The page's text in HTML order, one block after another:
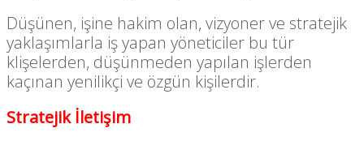
Düşünen, işine hakim olan, vizyoner ve stratejik
yaklaşımlarla iş yapan yöneticiler bu tür
klişelerden, düşünmeden yapılan işlerden
kaçınan yenilikçi ve özgün kişilerdir.
Stratejik İletişim